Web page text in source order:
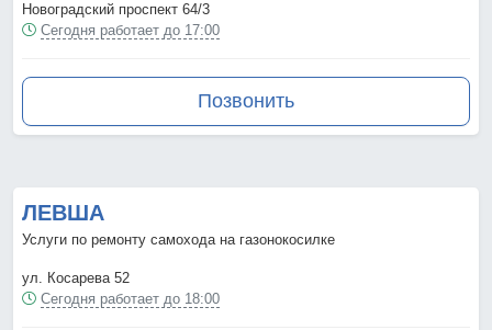
Новоградский проспект 64/3
Сегодня работает до 17:00
Позвонить
ЛЕВША
Услуги по ремонту самохода на газонокосилке
ул. Косарева 52
Сегодня работает до 18:00